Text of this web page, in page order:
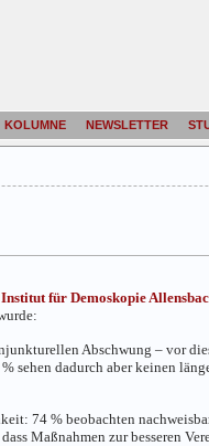
KOLUMNE NEWSLETTER
Institut für Demoskopie
Abschwung – vor
sehen dadurch aber keinen
74 % beobachten
Maßnahmen zur besseren